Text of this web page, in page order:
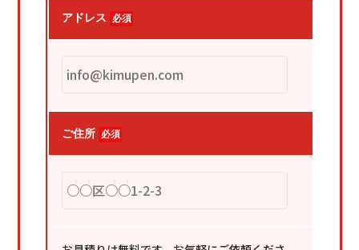
アドレス 必須
ご住所 必須